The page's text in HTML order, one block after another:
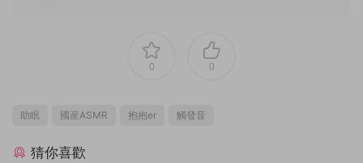
0 0
助眠 國産ASMR 抱抱er 觸發音
猜你喜歡